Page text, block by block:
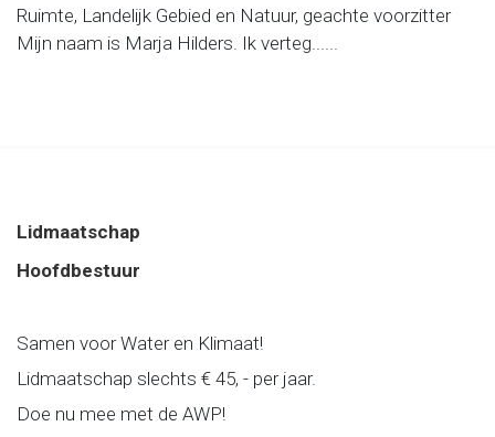
Ruimte, Landelijk Gebied en Natuur, geachte voorzitter
Mijn naam is Marja Hilders. Ik verteg......
Lidmaatschap
Hoofdbestuur
Samen voor Water en Klimaat!
Lidmaatschap slechts € 45, - per jaar.
Doe nu mee met de AWP!